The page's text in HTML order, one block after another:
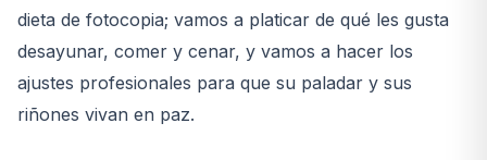
dieta de fotocopia; vamos a platicar de qué les gusta
desayunar, comer y cenar, y vamos a hacer los
ajustes profesionales para que su paladar y sus
riñones vivan en paz.